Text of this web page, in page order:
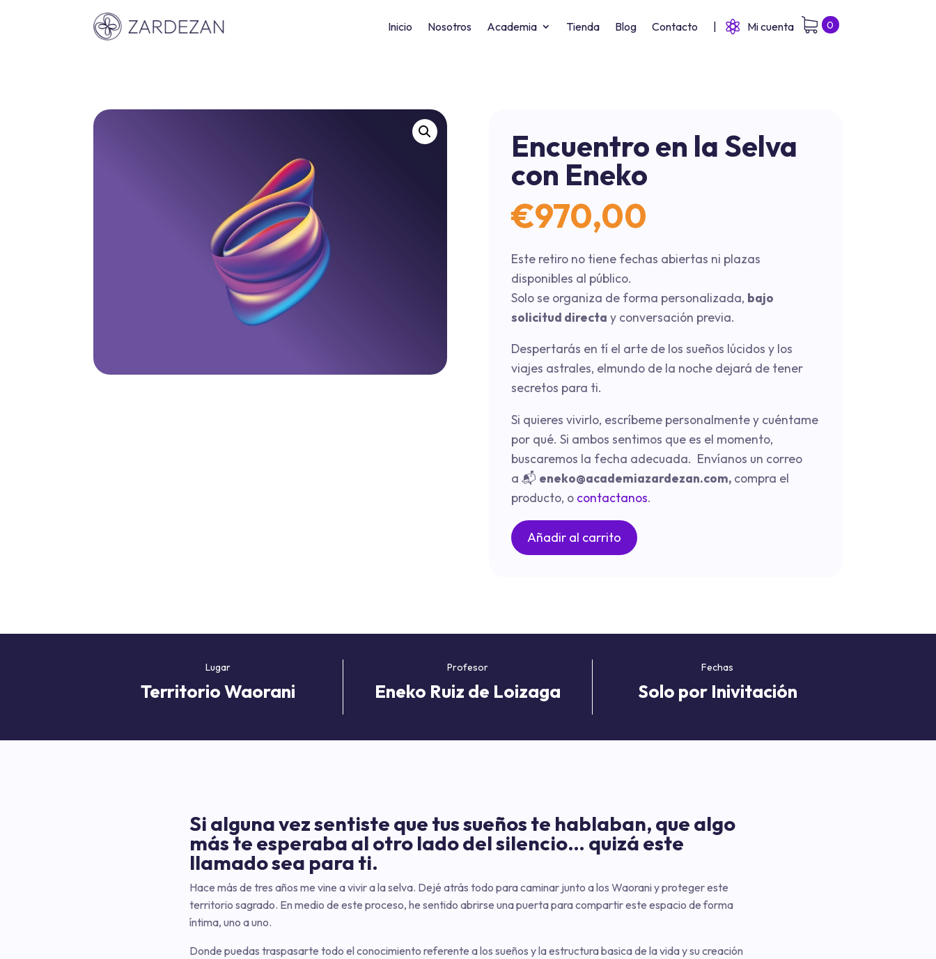
Inicio Nosotros Academia Tienda Blog Contacto Mi cuenta 0
Encuentro en la Selva
con Eneko
€970,00
Este retiro no tiene fechas abiertas ni plazas
disponibles al público.
Solo se organiza de forma personalizada, bajo
solicitud directa y conversación previa.
Despertarás en tí el arte de los sueños lúcidos y los
viajes astrales, elmundo de la noche dejará de tener
secretos para ti.
Si quieres vivirlo, escríbeme personalmente y cuéntame
por qué. Si ambos sentimos que es el momento,
buscaremos la fecha adecuada. Envíanos un correo
a 📬 eneko@academiazardezan.com, compra el
producto, o contactanos.
Añadir al carrito
Lugar
Territorio Waorani
Profesor
Eneko Ruiz de Loizaga
Fechas
Solo por Inivitación
Si alguna vez sentiste que tus sueños te hablaban, que algo
más te esperaba al otro lado del silencio… quizá este
llamado sea para ti.
Hace más de tres años me vine a vivir a la selva. Dejé atrás todo para caminar junto a los Waorani y proteger este
territorio sagrado. En medio de este proceso, he sentido abrirse una puerta para compartir este espacio de forma
íntima, uno a uno.
Donde puedas traspasarte todo el conocimiento referente a los sueños y la estructura basica de la vida y su creación